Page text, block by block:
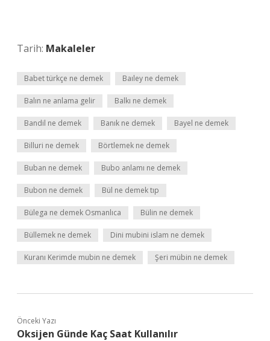
Tarih: Makaleler
Babet türkçe ne demek Baıley ne demek
Balın ne anlama gelir Balkı ne demek
Bandil ne demek Banık ne demek Bayel ne demek
Billuri ne demek Börtlemek ne demek
Buban ne demek Bubo anlamı ne demek
Bubon ne demek Bül ne demek tıp
Bülega ne demek Osmanlıca Bülin ne demek
Büllemek ne demek Dini mubini islam ne demek
Kuranı Kerimde mubin ne demek Şeri mübin ne demek
Önceki Yazı
Oksijen Günde Kaç Saat Kullanılır